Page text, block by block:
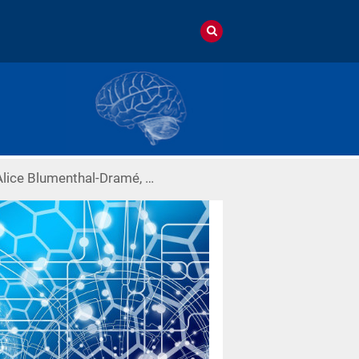
Blumenthal-Dramé, …